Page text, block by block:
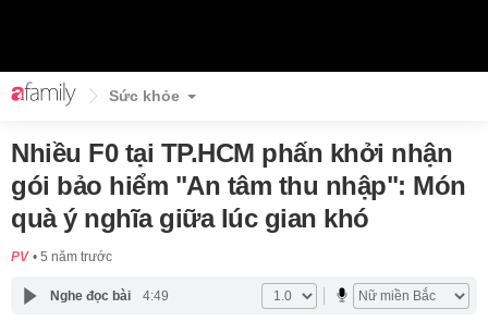
Sức khỏe
Nhiều F0 tại TP.HCM phấn khởi nhận
gói bảo hiểm "An tâm thu nhập": Món
quà ý nghĩa giữa lúc gian khó
PV 5 năm trước
Nghe đọc bài 4:49